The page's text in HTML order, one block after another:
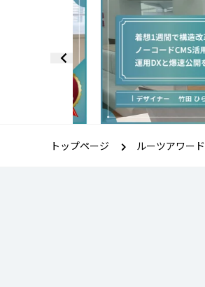
トップページ ルーツアワード